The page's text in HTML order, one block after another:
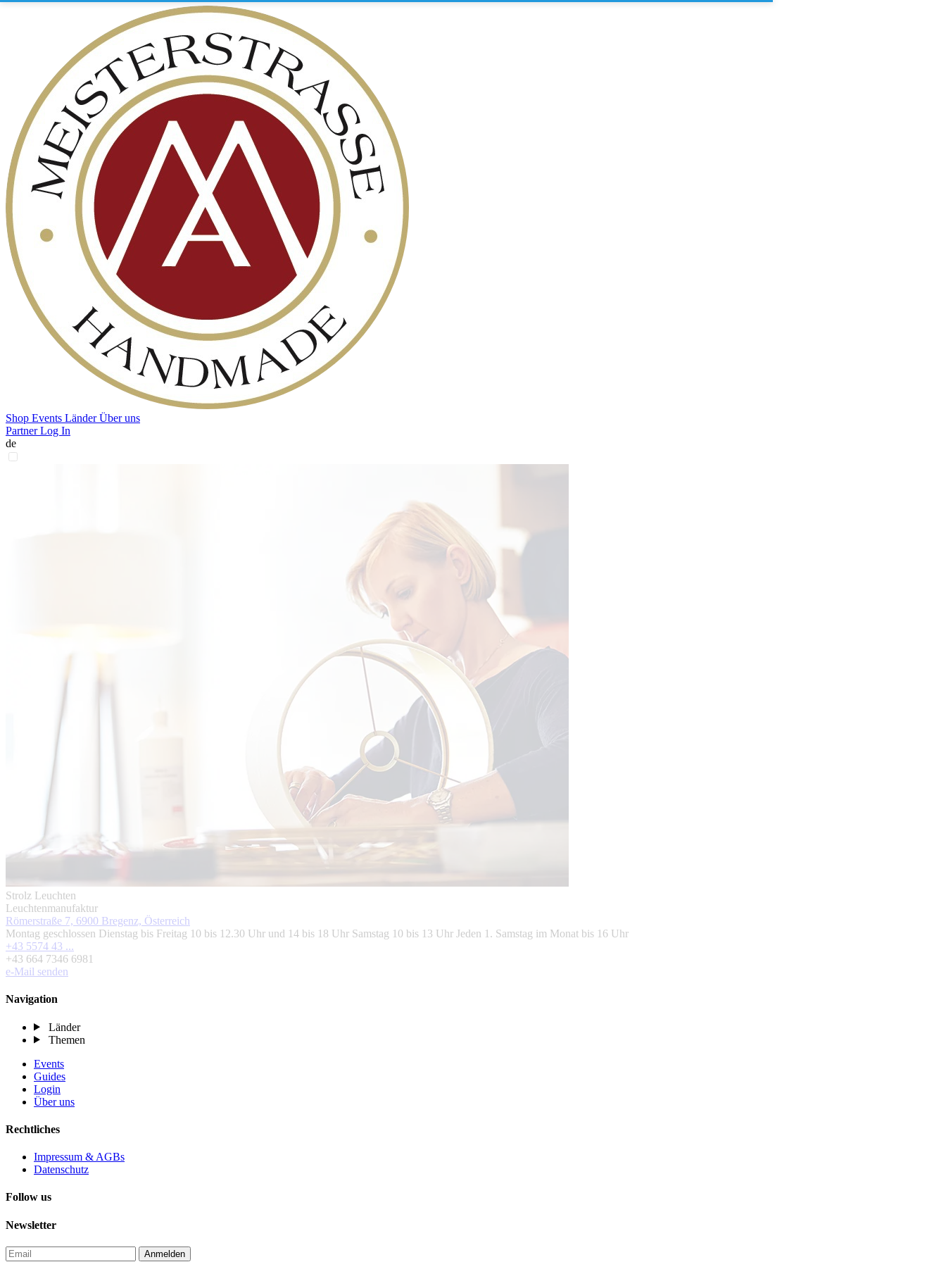
Shop Events LänderÜber uns
Partner Log In
de
Strolz Leuchten
Leuchtenmanufaktur
Römerstraße 7, 6900 Bregenz, Österreich
Montag geschlossen Dienstag bis Freitag 10 bis 12.30 Uhr und 14 bis 18 Uhr Samstag 10 bis 13 Uhr Jeden 1. Samstag im Monat bis 16 Uhr
+43 5574 43 ...
+43 664 7346 6981
e-Mail senden
Navigation
Länder
Themen
Events
Guides
Login
Über uns
Rechtliches
Impressum & AGBs
Datenschutz
Follow us
Newsletter
Anmelden